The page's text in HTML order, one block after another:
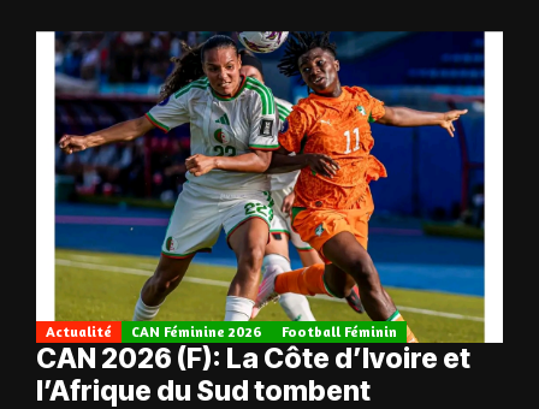
Actualité CAN Féminine 2026 Football Féminin
CAN 2026 (F): La Côte d’Ivoire et
l’Afrique du Sud tombent